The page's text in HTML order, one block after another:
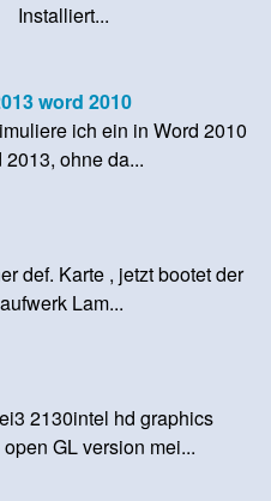
word 2010
ich ein in Word 2010
ohne da...
def. Karte , jetzt bootet der
Lam...
2130intel hd graphics
GL version mei...